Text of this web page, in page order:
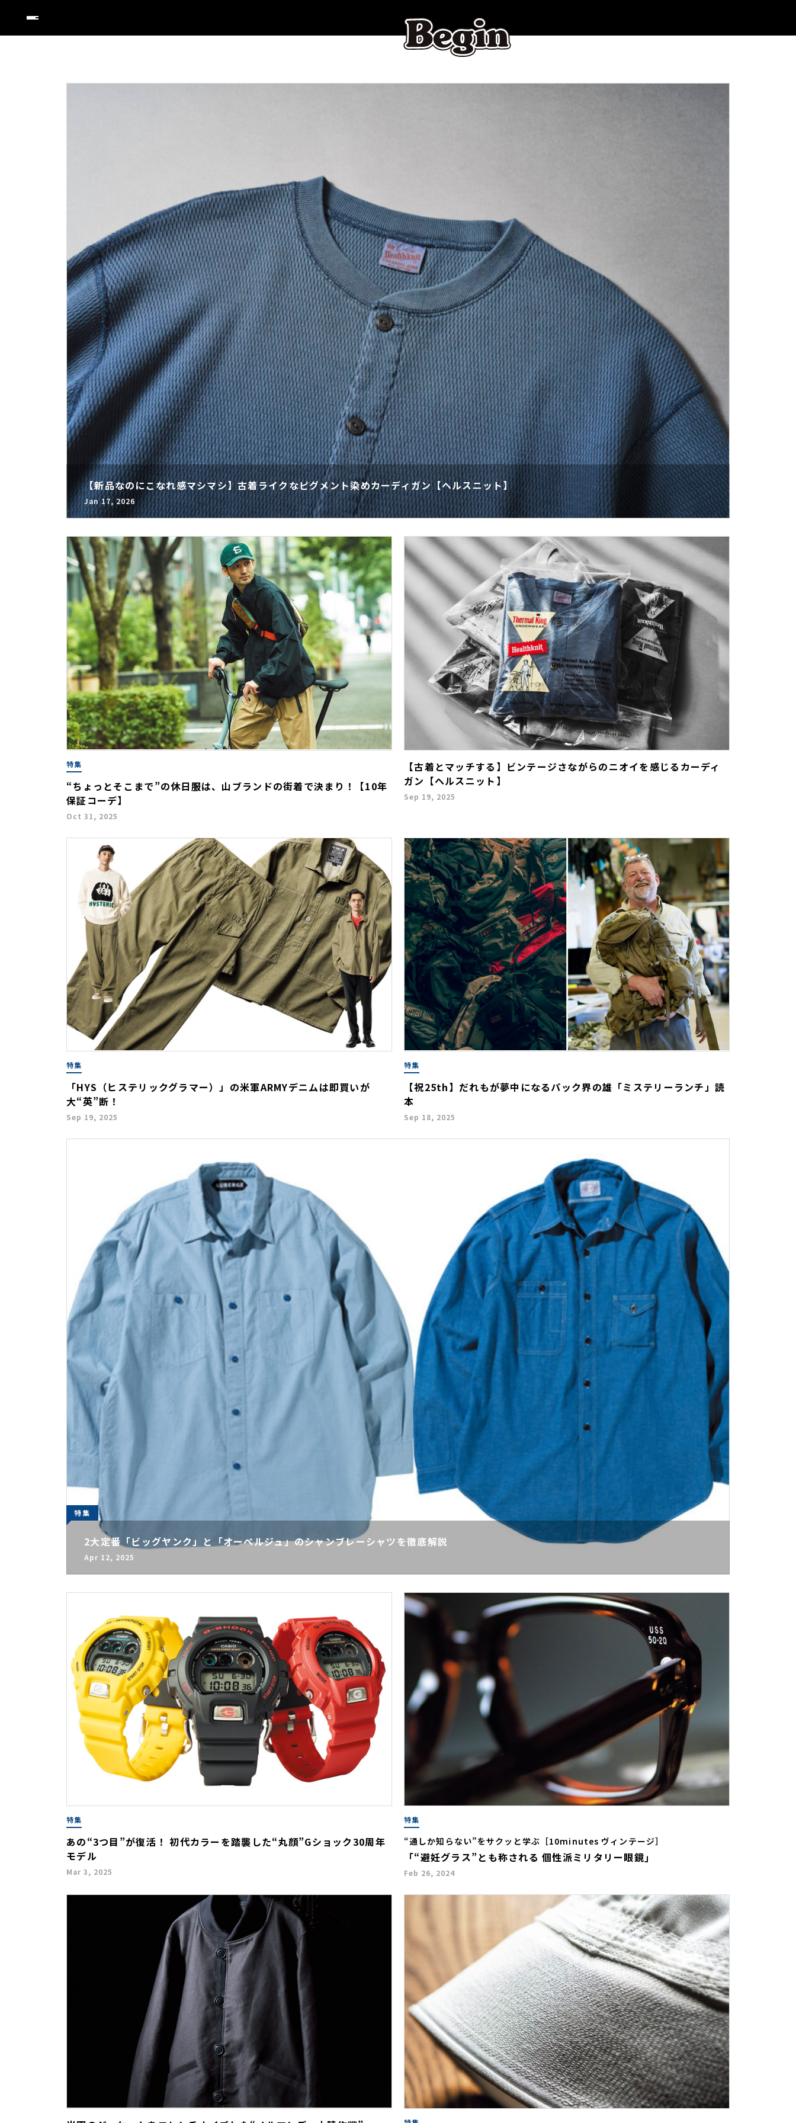
【新品なのにこなれ感マシマシ】古着ライクなピグメント染めカーディガン【ヘルスニット】
Jan 17, 2026
特集
“ちょっとそこまで”の休日服は、山ブランドの街着で決まり！【10年
保証コーデ】
Oct 31, 2025
【古着とマッチする】ビンテージさながらのニオイを感じるカーディ
ガン【ヘルスニット】
Sep 19, 2025
特集
「HYS（ヒステリックグラマー）」の米軍ARMYデニムは即買いが
大“英”断！
Sep 19, 2025
特集
【祝25th】だれもが夢中になるパック界の雄「ミステリーランチ」読
本
Sep 18, 2025
特集
2大定番「ビッグヤンク」と「オーベルジュ」のシャンブレーシャツを徹底解説
Apr 12, 2025
特集
あの“3つ目”が復活！ 初代カラーを踏襲した“丸顔”Gショック30周年
モデル
Mar 3, 2025
特集
“通しか知らない”をサクッと学ぶ［10minutes ヴィンテージ］
「“避妊グラス”とも称される 個性派ミリタリー眼鏡｣
Feb 26, 2024